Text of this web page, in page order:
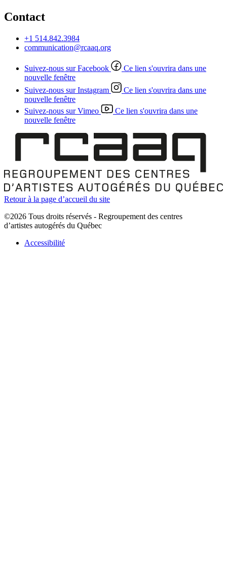
Contact
+1 514.842.3984
communication@rcaaq.org
Suivez-nous sur Facebook
Ce lien s'ouvrira dans une
nouvelle fenêtre
Suivez-nous sur Instagram
Ce lien s'ouvrira dans une
nouvelle fenêtre
Suivez-nous sur Vimeo
Ce lien s'ouvrira dans une
nouvelle fenêtre
Retour à la page d’accueil du site
©2026 Tous droits réservés - Regroupement des centres
d’artistes autogérés du Québec
Accessibilité